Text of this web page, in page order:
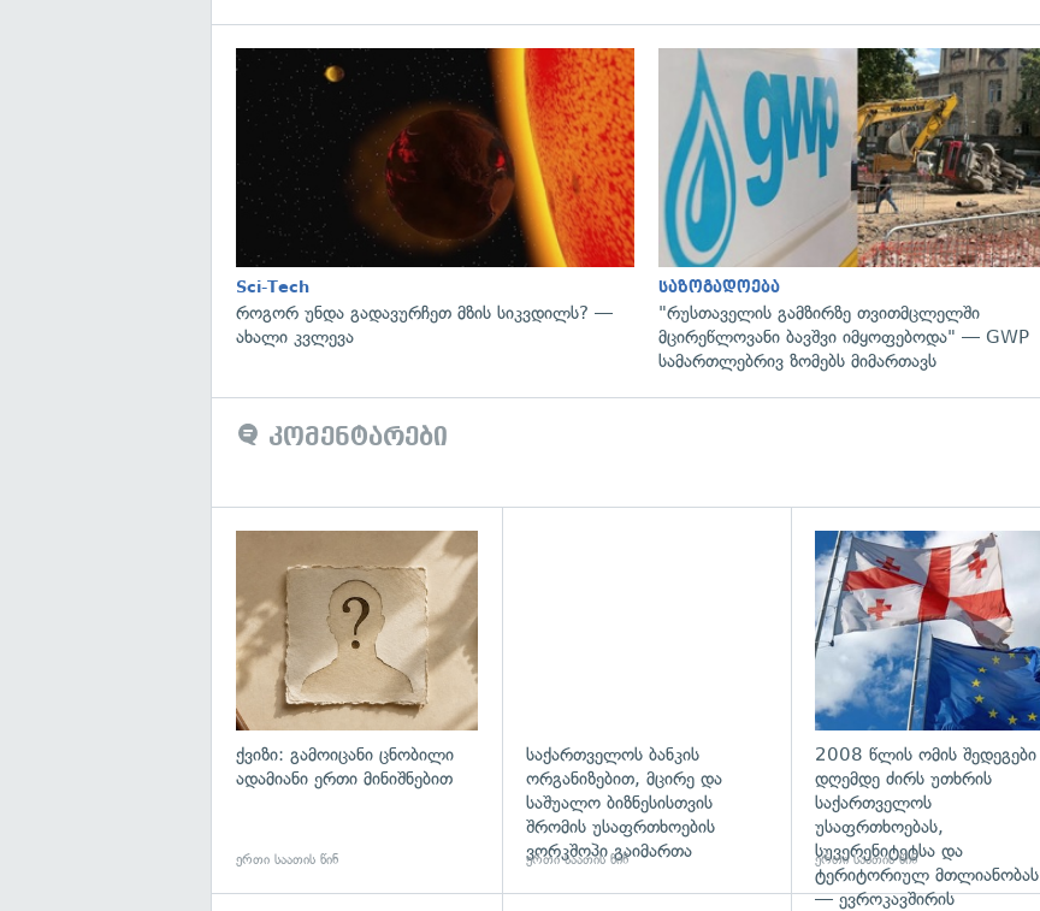
გადახედვა
Sci-Tech
როგორ უნდა გადავურჩეთ მზის სიკვდილს? —
ახალი კვლევა
საზოგადოება
"რუსთაველის გამზირზე თვითმცლელში
მცირეწლოვანი ბავშვი იმყოფებოდა" — GWP
სამართლებრივ ზომებს მიმართავს
კომენტარები
ქვიზი: გამოიცანი ცნობილი
ადამიანი ერთი მინიშნებით
ერთი საათის წინ
საქართველოს ბანკის
ორგანიზებით, მცირე და
საშუალო ბიზნესისთვის
შრომის უსაფრთხოების
ვორკშოპი გაიმართა
ერთი საათის წინ
2008 წლის ომის შედეგები
დღემდე ძირს უთხრის
საქართველოს
უსაფრთხოებას,
სუვერენიტეტსა და
ტერიტორიულ მთლიანობას
— ევროკავშირის
ერთი საათის წინ